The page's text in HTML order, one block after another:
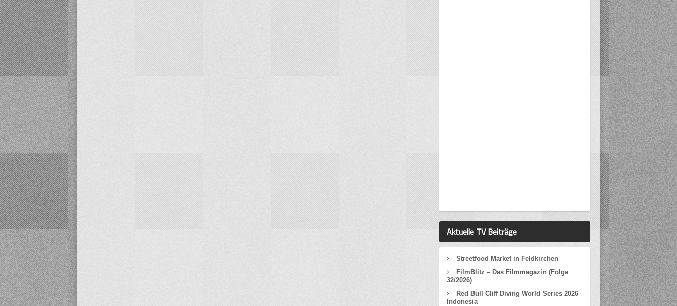
Aktuelle TV Beiträge
Streetfood Market in Feldkirchen
FilmBlitz – Das Filmmagazin (Folge
32/2026)
Red Bull Cliff Diving World Series 2026
Indonesia